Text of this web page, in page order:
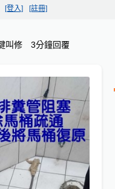
[登入] [註冊]
叫修 3分鐘回覆